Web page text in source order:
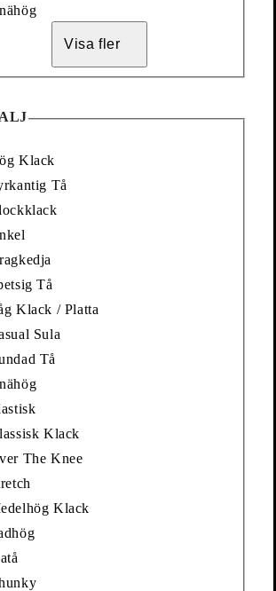
Ankelboots
kr
Skinn
till favorit: ILONA ANKELBOOTS (Svart,
Skinn
till favorit: NELLA ANKELBOOTS (Svart,
Visa fler
Klack
Tå
Tå
Klack / Platta
Sula
Tå
Klack
The Knee
Klack